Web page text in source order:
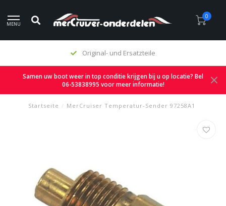
MENU
0
Original- und Ersatzteile
Samen uw boot weer in top conditie krijgen bij u op locatie? Bel
06-53838995 voor meer informatie!
Startseite / MerCruiser Temperatur-Sender 97258A1